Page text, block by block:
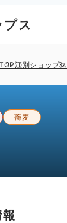
ス
江別ショップス
蕎麦